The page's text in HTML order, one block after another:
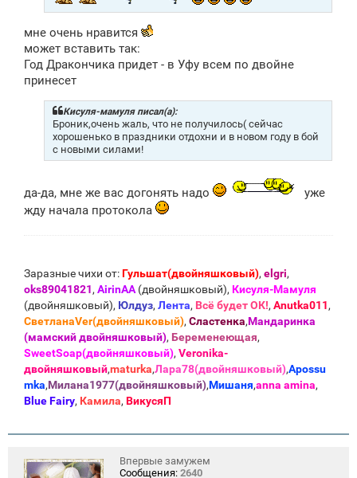
мне очень нравится
может вставить так:
Год Дракончика придет - в Уфу всем по двойне
принесет
Кисуля-мамуля писал(а):
Броник,очень жаль, что не получилось( сейчас
хорошенько в праздники отдохни и в новом году в бой
с новыми силами!
да-да, мне же вас догонять надо
уже
жду начала протокола
Заразные чихи от:Гульшат(двойняшковый), elgri,
oks89041821, AirinAA (двойняшковый), Кисуля-Мамуля
(двойняшковый), Юлдуз, Лента, Всё будет ОК!, Anutka011,
СветланаVer(двойняшковый), Сластенка,Мандаринка
(мамский двойняшковый), Беременеющая,
SweetSoap(двойняшковый), Veronika-
двойняшковый,maturka,Лара78(двойняшковый),Apossu
mka,Милана1977(двойняшковый),Мишаня,anna amina,
Blue Fаiry, Камила, ВикусяП
Впервые замужем
Сообщения: 2640